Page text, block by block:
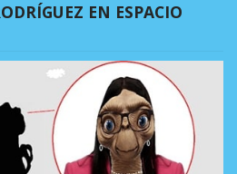
EN ESPACIO